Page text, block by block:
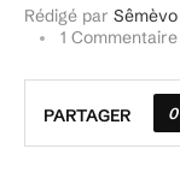
Rédigé par
1 Commentaire
PARTAGER 0